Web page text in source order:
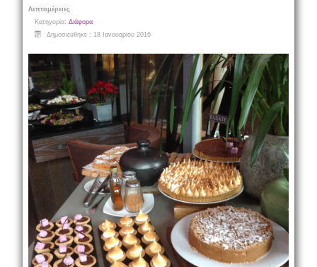
Λεπτομέρειες
Κατηγορία: Διάφορα
Δημοσιεύθηκε : 18 Ιανουαρίου 2016